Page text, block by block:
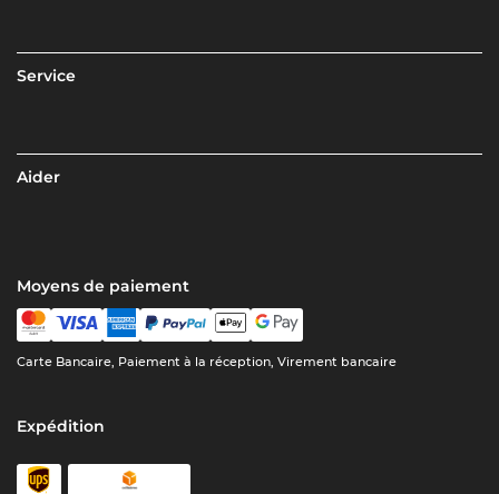
Service
Aider
Moyens de paiement
Carte Bancaire, Paiement à la réception, Virement bancaire
Expédition